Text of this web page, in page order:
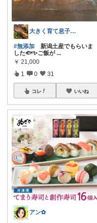
大きく育て息子達🦎ゆる無添加🌱✨
#無添加 新潟土産でもらいま
した🐟✨ご飯が ...
￥ 21,000
1 0 31
コレ いいね
アン✿